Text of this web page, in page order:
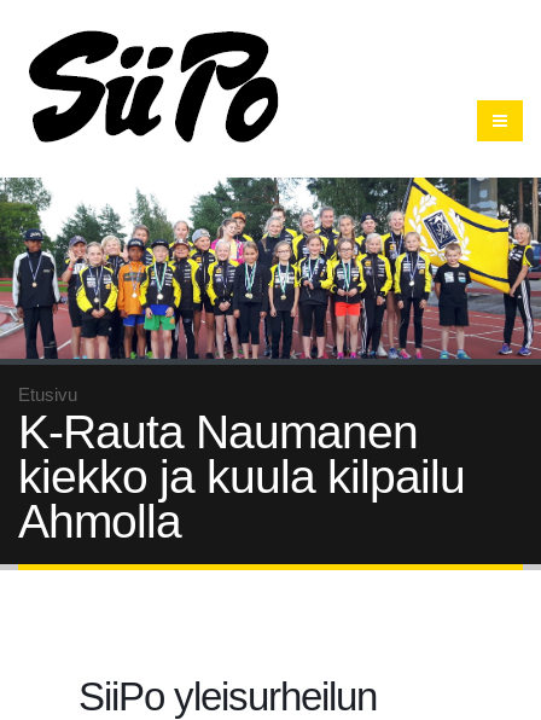
Etusivu
K-Rauta Naumanen
kiekko ja kuula kilpailu
Ahmolla
SiiPo yleisurheilun